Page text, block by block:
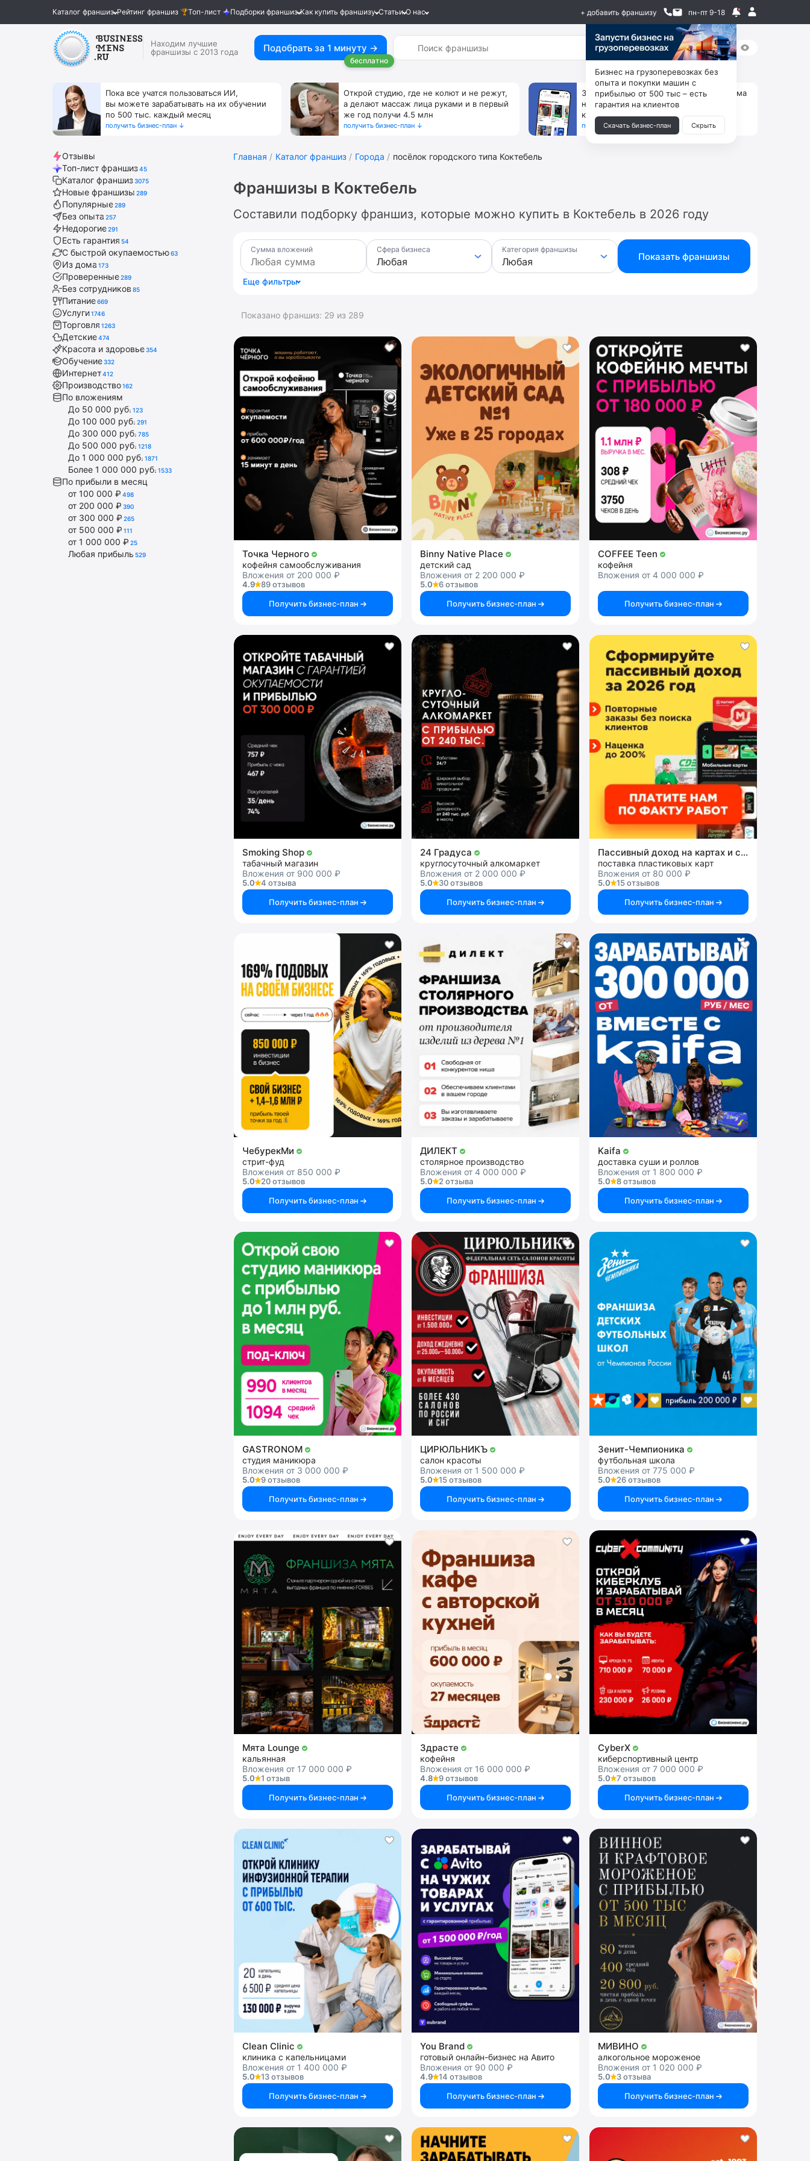
Каталог франшиз Рейтинг франшиз Топ-лист Подборки франшиз Как купить франшизу Статьи О нас + добавить франшизу пн-пт 9-18
Находим лучшие
франшизы с 2013 года
Подобрать за 1 минуту →
бесплатно
Пока все учатся пользоваться ИИ,
вы можете зарабатывать на их обучении
по 500 тыс. каждый месяц
получить бизнес-план ↓
Открой студию, где не колют и не режут,
а делают массаж лица руками и в первый
же год получи 4.5 млн
получить бизнес-план ↓
За 90 тыс. открой магазин на Авито, дома
ни коробок, ни товара, ни склада, зато
каждый месяц +125 тыс. чистыми
получить бизнес-план ↓
Отзывы
Топ-лист франшиз45
Каталог франшиз3075
Новые франшизы 289
Популярные289
Без опыта 257
Недорогие291
Есть гарантия 54
С быстрой окупаемостью63
Из дома 173
Проверенные289
Без сотрудников 85
Питание669
Услуги1746
Торговля 1263
Детские474
Красота и здоровье354
Обучение332
Интернет412
Производство162
По вложениям
До 50 000 руб. 123
До 100 000 руб. 291
До 300 000 руб. 785
До 500 000 руб. 1218
До 1 000 000 руб. 1871
Более 1 000 000 руб. 1533
По прибыли в месяц
от 100 000 ₽ 498
от 200 000 ₽ 390
от 300 000 ₽ 265
от 500 000 ₽ 111
от 1 000 000 ₽ 25
Любая прибыль 529
Главная Каталог франшиз Города посёлок городского типа Коктебель
Франшизы в Коктебель
Составили подборку франшиз, которые можно купить в Коктебель в 2026 году
Сумма вложений Сфера бизнеса Категория франшизы
Показать франшизы
Еще фильтры
Показано франшиз: 29 из 289
Точка Черного
кофейня самообслуживания
Вложения от 200 000 ₽
4.9
89 отзывов
Получить бизнес-план
Binny Native Place
детский сад
Вложения от 2 200 000 ₽
5.0
6 отзывов
Получить бизнес-план
COFFEE Teen
кофейня
Вложения от 4 000 000 ₽
Получить бизнес-план
Smoking Shop
табачный магазин
Вложения от 900 000 ₽
5.0
4 отзыва
Получить бизнес-план
24 Градуса
круглосуточный алкомаркет
Вложения от 2 000 000 ₽
5.0
30 отзывов
Получить бизнес-план
Пассивный доход на картах и системах
поставка пластиковых карт
Вложения от 80 000 ₽
5.0
15 отзывов
Получить бизнес-план
ЧебурекМи
стрит-фуд
Вложения от 850 000 ₽
5.0
20 отзывов
Получить бизнес-план
ДИЛЕКТ
столярное производство
Вложения от 4 000 000 ₽
5.0
2 отзыва
Получить бизнес-план
Kaifa
доставка суши и роллов
Вложения от 1 800 000 ₽
5.0
8 отзывов
Получить бизнес-план
GASTRONOM
студия маникюра
Вложения от 3 000 000 ₽
5.0
9 отзывов
Получить бизнес-план
ЦИРЮЛЬНИКЪ
салон красоты
Вложения от 1 500 000 ₽
5.0
15 отзывов
Получить бизнес-план
Зенит-Чемпионика
футбольная школа
Вложения от 775 000 ₽
5.0
26 отзывов
Получить бизнес-план
Мята Lounge
кальянная
Вложения от 17 000 000 ₽
5.0
1 отзыв
Получить бизнес-план
Здрасте
кофейня
Вложения от 16 000 000 ₽
4.8
9 отзывов
Получить бизнес-план
CyberX
киберспортивный центр
Вложения от 7 000 000 ₽
5.0
7 отзывов
Получить бизнес-план
Clean Clinic
клиника с капельницами
Вложения от 1 400 000 ₽
5.0
13 отзывов
Получить бизнес-план
You Brand
готовый онлайн-бизнес на Авито
Вложения от 90 000 ₽
4.9
14 отзывов
Получить бизнес-план
МИВИНО
алкогольное мороженое
Вложения от 1 020 000 ₽
5.0
3 отзыва
Получить бизнес-план
Бизнес на грузоперевозках без
опыта и покупки машин с
прибылью от 500 тыс – есть
гарантия на клиентов
Скачать бизнес-план Скрыть